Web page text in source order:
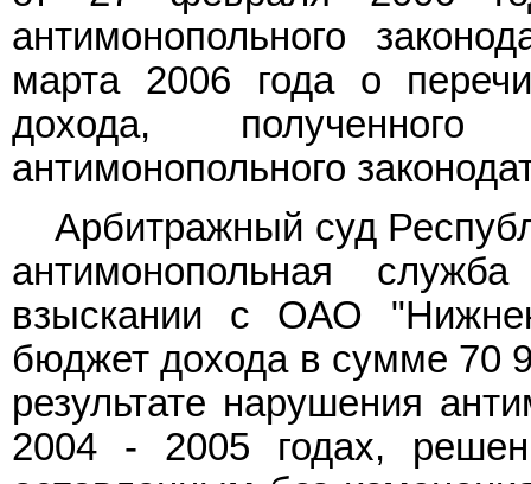
антимонопольного
марта 2006 года о
дохода,
антимонопольного
Арбитражный суд
антимонопольная
взыскании с ОАО
бюджет дохода в сумме 70
результате нарушения
2004 - 2005 годах,